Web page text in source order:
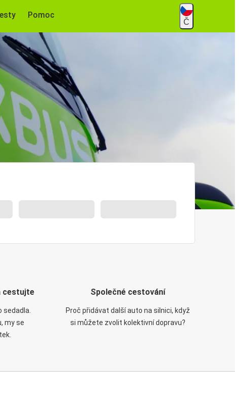
Pomoc
Č
cestujte
sedadla.
my se
Společné cestování
Proč přidávat další auto na silnici, když
si můžete zvolit kolektivní dopravu?